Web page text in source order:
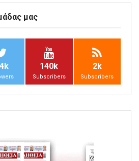
μας
140k
Subscribers
2k
Subscribers